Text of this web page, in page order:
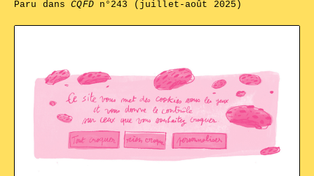
Paru dansCQFDn°243 (juillet-août 2025)